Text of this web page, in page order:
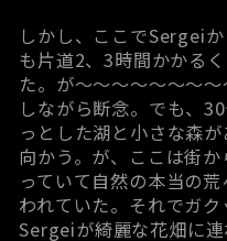
しかし、ここでSergei
も片道2、3時間かかる
た。が～～～～～～～
しながら断念。でも、
っとした湖と小さな森
向かう。が、ここは街
っていて自然の本当の
われていた。それでガク
Sergeiが綺麗な花畑に